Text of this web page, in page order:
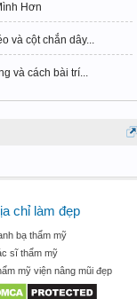
Hơn
và cột chắn dây...
và cách bài trí...
chỉ làm đẹp
bạ thẩm mỹ
sĩ thẩm mỹ
mỹ viện nâng mũi đẹp